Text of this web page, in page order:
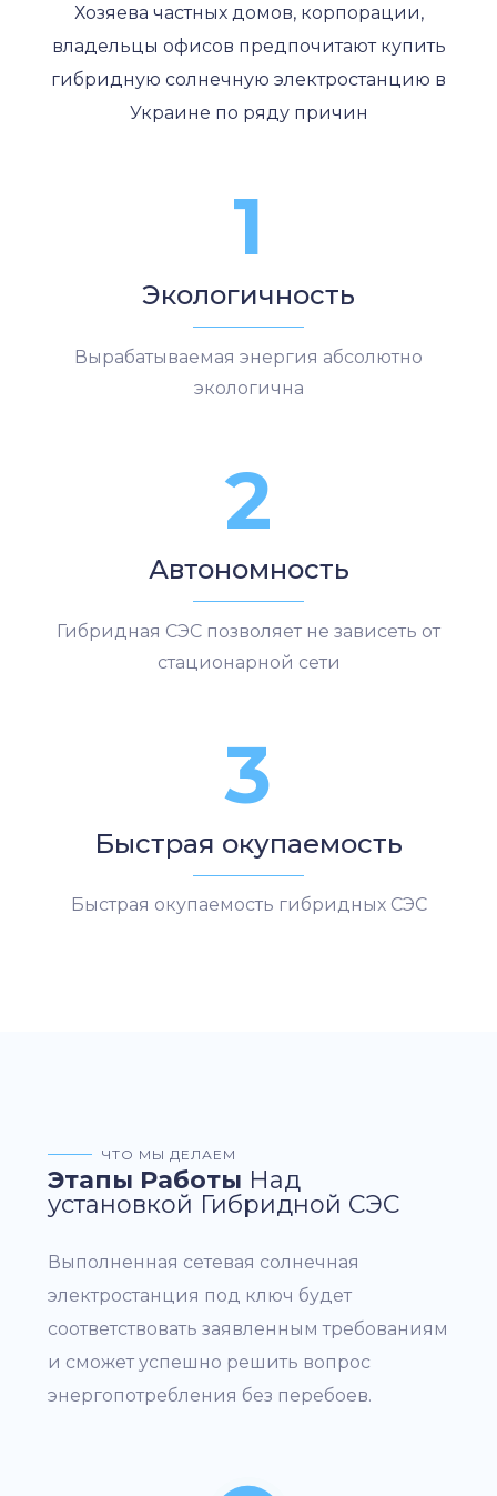
Хозяева частных домов, корпорации,
владельцы офисов предпочитают купить
гибридную солнечную электростанцию в
Украине по ряду причин
1
Экологичность
Вырабатываемая энергия абсолютно
экологична
2
Автономность
Гибридная СЭС позволяет не зависеть от
стационарной сети
3
Быстрая окупаемость
Быстрая окупаемость гибридных СЭС
ЧТО МЫ ДЕЛАЕМ
Этапы Работы Над
установкой Гибридной СЭС
Выполненная сетевая солнечная
электростанция под ключ будет
соответствовать заявленным требованиям
и сможет успешно решить вопрос
энергопотребления без перебоев.